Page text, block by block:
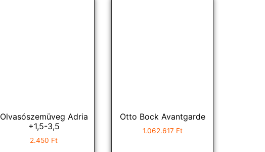
Olvasószemüveg Adria
+1,5-3,5
2.450 Ft
Otto Bock Avantgarde
1.062.617 Ft